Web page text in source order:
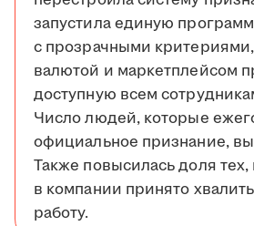
запустила единую
с прозрачными
валютой и маркетплейсом
доступную всем
Число людей, которые
официальное признание,
Также повысилась доля тех,
в компании принято
работу.